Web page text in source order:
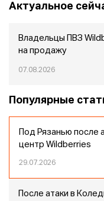
Актуальное
Владельцы ПВЗ
на продажу
07.08.2026
Популярные
Под Рязанью после
центр Wildberries
29.07.2026
После атаки в